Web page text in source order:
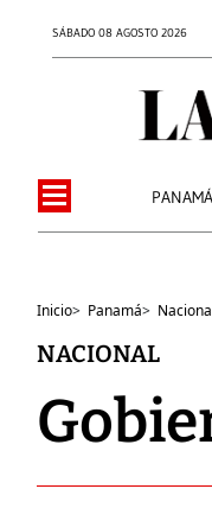
SÁBADO 08 AGOSTO 2026
PANAMÁ
Inicio> Panamá>
NACIONAL